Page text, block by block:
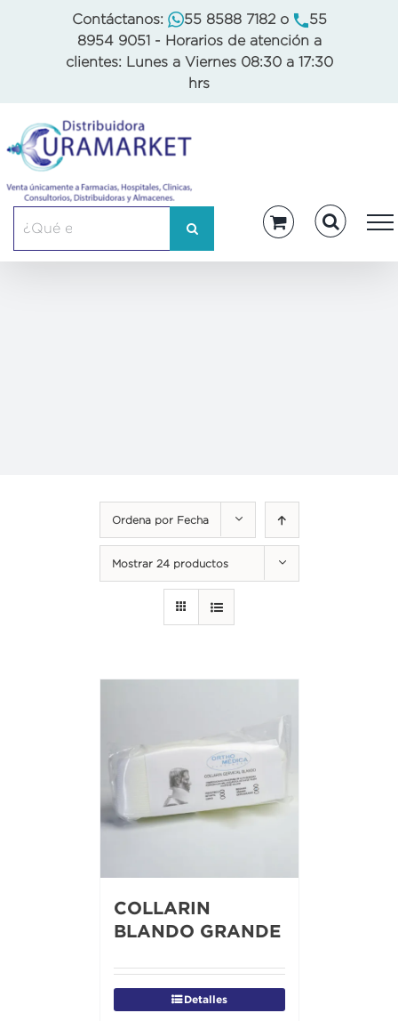
Contáctanos: 55 8588 7182o
55
8954 9051 - Horarios de atención a
clientes: Lunes a Viernes 08:30 a 17:30
hrs
Ordena por Fecha
Mostrar 24 productos
COLLARIN
BLANDO GRANDE
Detalles